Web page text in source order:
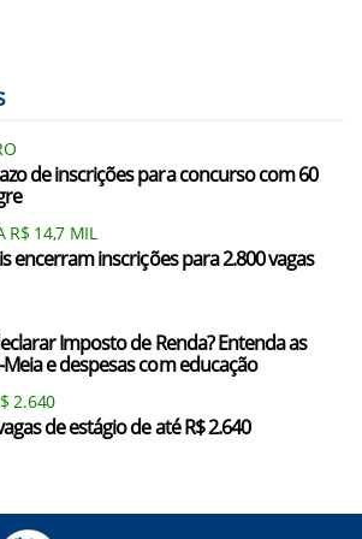
de inscrições para concurso com 60
R$ 14,7 MIL
encerram inscrições para 2.800 vagas
Imposto de Renda? Entenda as
e despesas com educação
2.640
de estágio de até R$ 2.640